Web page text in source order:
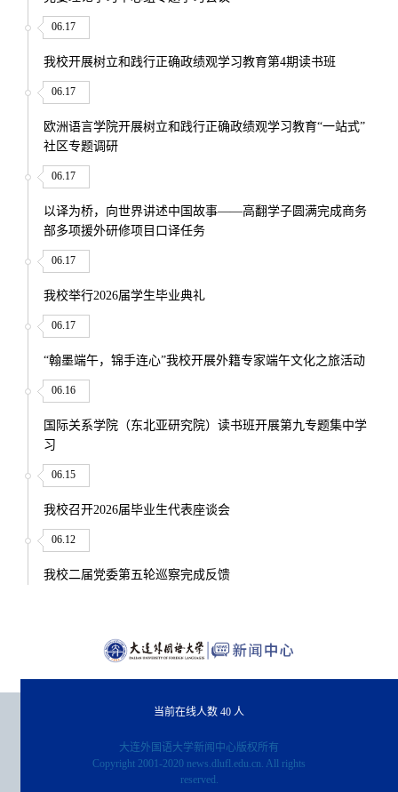
06.17
我校开展树立和践行正确政绩观学习教育第4期读书班
06.17
欧洲语言学院开展树立和践行正确政绩观学习教育“一站式”
社区专题调研
06.17
以译为桥，向世界讲述中国故事——高翻学子圆满完成商务
部多项援外研修项目口译任务
06.17
我校举行2026届学生毕业典礼
06.17
“翰墨端午，锦手连心”我校开展外籍专家端午文化之旅活动
06.16
国际关系学院（东北亚研究院）读书班开展第九专题集中学
习
06.15
我校召开2026届毕业生代表座谈会
06.12
我校二届党委第五轮巡察完成反馈
当前在线人数 40 人
大连外国语大学新闻中心版权所有
Copyright 2001-2020 news.dlufl.edu.cn. All rights
reserved.